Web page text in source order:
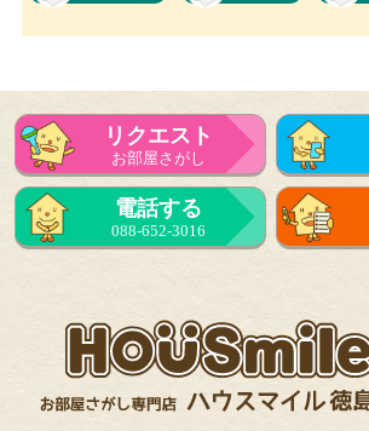
リクエスト
お部屋さがし
電話する
088-652-3016